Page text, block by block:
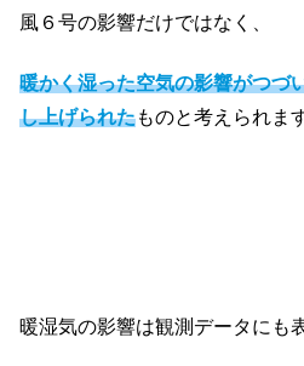
風６号の影響だけではなく、
暖かく湿った空気の影響がつづ
し上げられたものと考えられま
暖湿気の影響は観測データにも